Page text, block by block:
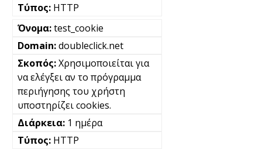
HTTP
test_cookie
doubleclick.net
Χρησιμοποιείται για
να ελέγξει αν το πρόγραμμα
περιήγησης του χρήστη
υποστηρίζει cookies.
1 ημέρα
HTTP